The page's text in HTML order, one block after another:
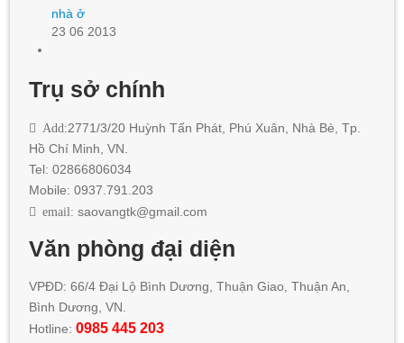
nhà ở
23 06 2013
Trụ sở chính
Add:2771/3/20 Huỳnh Tấn Phát, Phú Xuân, Nhà Bè, Tp.
Hồ Chí Minh , VN.
Tel: 02866806034
Mobile: 0937.791.203
email: saovangtk@gmail.com
Văn phòng đại diện
VPĐD: 66/4 Đại Lộ Bình Dương, Thuận Giao, Thuận An,
Bình Dương, VN.
Hotline: 0985 445 203